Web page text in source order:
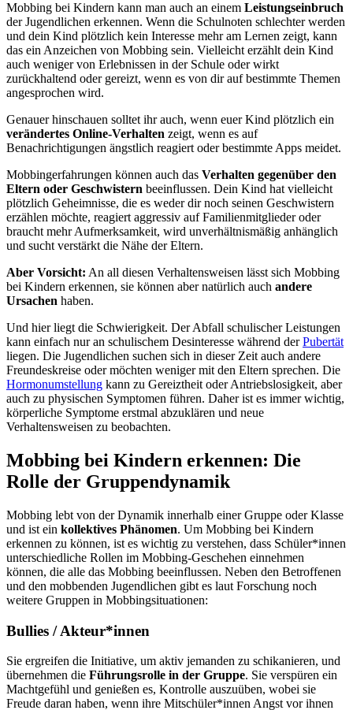
Mobbing bei Kindern kann man auch an einem Leistungseinbruch
der Jugendlichen erkennen. Wenn die Schulnoten schlechter werden
und dein Kind plötzlich kein Interesse mehr am Lernen zeigt, kann
das ein Anzeichen von Mobbing sein. Vielleicht erzählt dein Kind
auch weniger von Erlebnissen in der Schule oder wirkt
zurückhaltend oder gereizt, wenn es von dir auf bestimmte Themen
angesprochen wird.
Genauer hinschauen solltet ihr auch, wenn euer Kind plötzlich ein
verändertes Online-Verhalten zeigt, wenn es auf
Benachrichtigungen ängstlich reagiert oder bestimmte Apps meidet.
Mobbingerfahrungen können auch das Verhalten gegenüber den
Eltern oder Geschwistern beeinflussen. Dein Kind hat vielleicht
plötzlich Geheimnisse, die es weder dir noch seinen Geschwistern
erzählen möchte, reagiert aggressiv auf Familienmitglieder oder
braucht mehr Aufmerksamkeit, wird unverhältnismäßig anhänglich
und sucht verstärkt die Nähe der Eltern.
Aber Vorsicht: An all diesen Verhaltensweisen lässt sich Mobbing
bei Kindern erkennen, sie können aber natürlich auch andere
Ursachen haben.
Und hier liegt die Schwierigkeit. Der Abfall schulischer Leistungen
kann einfach nur an schulischem Desinteresse während derPubertät
liegen. Die Jugendlichen suchen sich in dieser Zeit auch andere
Freundeskreise oder möchten weniger mit den Eltern sprechen. Die
Hormonumstellung kann zu Gereiztheit oder Antriebslosigkeit, aber
auch zu physischen Symptomen führen. Daher ist es immer wichtig,
körperliche Symptome erstmal abzuklären und neue
Verhaltensweisen zu beobachten.
Mobbing bei Kindern erkennen: Die
Rolle der Gruppendynamik
Mobbing lebt von der Dynamik innerhalb einer Gruppe oder Klasse
und ist ein kollektives Phänomen. Um Mobbing bei Kindern
erkennen zu können, ist es wichtig zu verstehen, dass Schüler*innen
unterschiedliche Rollen im Mobbing-Geschehen einnehmen
können, die alle das Mobbing beeinflussen. Neben den Betroffenen
und den mobbenden Jugendlichen gibt es laut Forschung noch
weitere Gruppen in Mobbingsituationen:
Bullies / Akteur*innen
Sie ergreifen die Initiative, um aktiv jemanden zu schikanieren, und
übernehmen die Führungsrolle in der Gruppe. Sie verspüren ein
Machtgefühl und genießen es, Kontrolle auszuüben, wobei sie
Freude daran haben, wenn ihre Mitschüler*innen Angst vor ihnen